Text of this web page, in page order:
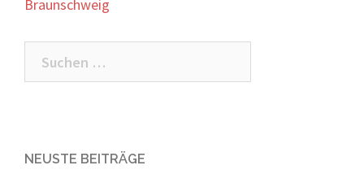
Braunschweig
Suchen
nach:
NEUSTE BEITRÄGE